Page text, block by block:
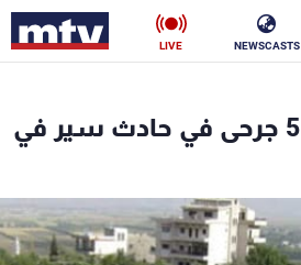
NEWSCASTS
LIVE
التحكم المروري: 5 جرحى في حادث سير في
ناس
فن